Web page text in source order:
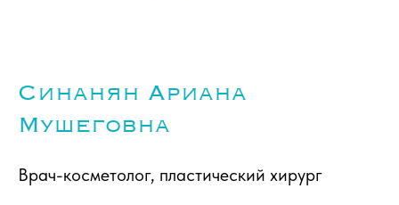
Синанян Ариана
Мушеговна
Врач-косметолог, пластический хирург